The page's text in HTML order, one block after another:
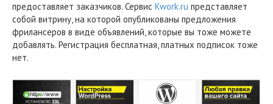
предоставляет заказчиков. Сервис Kwork.ru представляет
собой витрину, на которой опубликованы предложения
фрилансеров в виде объявлений, которые вы тоже можете
добавлять. Регистрация бесплатная, платных подписок тоже
нет.